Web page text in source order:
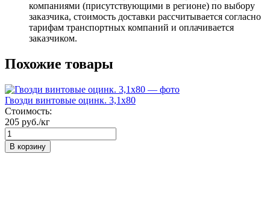
компаниями (присутствующими в регионе) по выбору
заказчика, стоимость доставки рассчитывается согласно
тарифам транспортных компаний и оплачивается
заказчиком.
Похожие товары
Гвозди винтовые оцинк. 3,1х80
Стоимость:
205 руб./кг
В корзину